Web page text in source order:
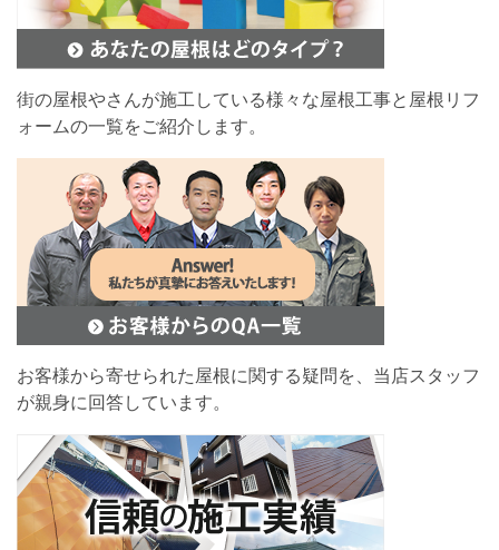
街の屋根やさんが施工している様々な屋根工事と屋根リフ
ォームの一覧をご紹介します。
お客様から寄せられた屋根に関する疑問を、当店スタッフ
が親身に回答しています。